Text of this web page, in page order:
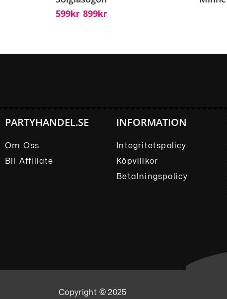
599Kr 899Kr
PARTYHANDEL.SE
Om Oss
Bli Affiliate
INFORMATION
Integritetspolicy
Köpvillkor
Betalningspolicy
Copyright © 2025